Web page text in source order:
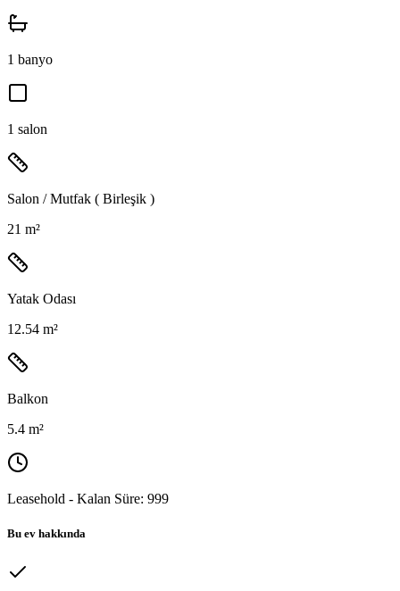
1 banyo
1 salon
Salon / Mutfak ( Birleşik )
21 m²
Yatak Odası
12.54 m²
Balkon
5.4 m²
Leasehold - Kalan Süre: 999
Bu ev hakkında